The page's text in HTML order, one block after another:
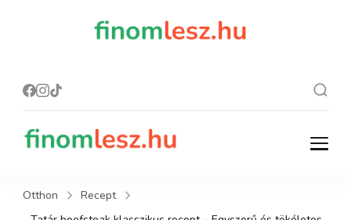
finomlesz.hu
Recept, ami finom lesz.
Otthon
Recept